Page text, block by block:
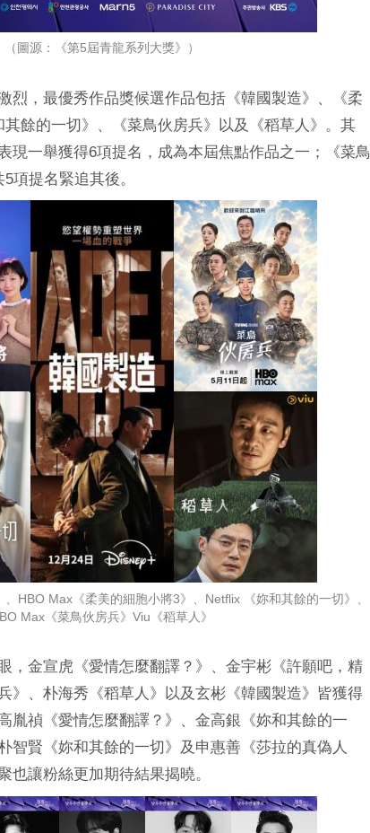
（圖源：《第5屆青龍系列大獎》）
烈，最優秀作品獎候選作品包括《韓國製造》、《柔
餘的一切》、《菜鳥伙房兵》以及《稻草人》。其
現一舉獲得6項提名，成為本屆焦點作品之一；《菜鳥
項提名緊追其後。
、HBO Max《柔美的細胞小將3》、Netflix 《妳和其餘的一切》、
Max《菜鳥伙房兵》Viu《稻草人》
，金宣虎《愛情怎麼翻譯？》、金宇彬《許願吧，精
》、朴海秀《稻草人》以及玄彬《韓國製造》皆獲得
胤禎《愛情怎麼翻譯？》、金高銀《妳和其餘的一
智賢《妳和其餘的一切》及申惠善《莎拉的真偽人
也讓粉絲更加期待結果揭曉。